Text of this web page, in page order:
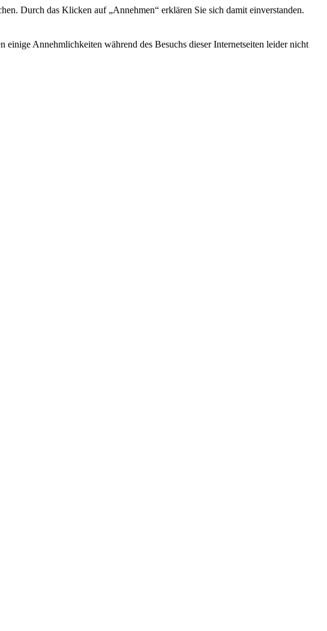
Durch das Klicken auf „Annehmen“ erklären Sie sich damit einverstanden.
Annehmlichkeiten während des Besuchs dieser Internetseiten leider nicht